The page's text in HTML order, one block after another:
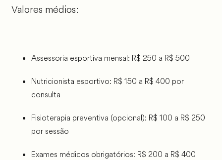
Valores médios:
Assessoria esportiva mensal: R$ 250 a R$ 500
Nutricionista esportivo: R$ 150 a R$ 400 por
consulta
Fisioterapia preventiva (opcional): R$ 100 a R$ 250
por sessão
Exames médicos obrigatórios: R$ 200 a R$ 400